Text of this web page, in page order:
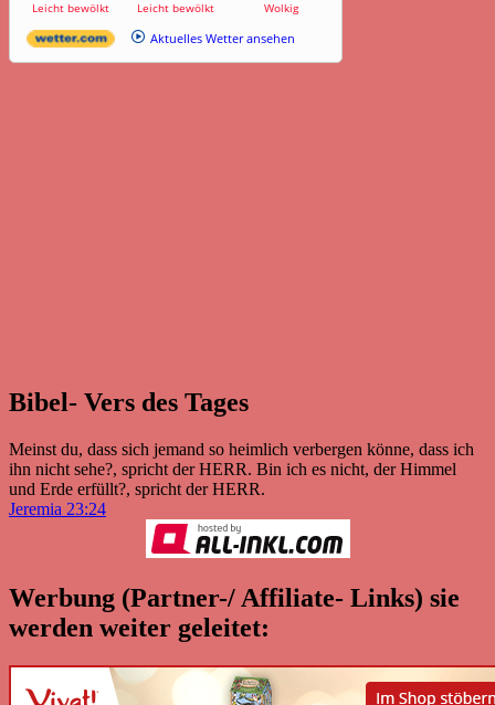
Leicht bewölkt Leicht bewölkt Wolkig
Aktuelles Wetter ansehen
Bibel- Vers des Tages
Meinst du, dass sich jemand so heimlich verbergen könne, dass ich
ihn nicht sehe?, spricht der HERR. Bin ich es nicht, der Himmel
und Erde erfüllt?, spricht der HERR.
Jeremia 23:24
Werbung (Partner-/ Affiliate- Links) sie
werden weiter geleitet: